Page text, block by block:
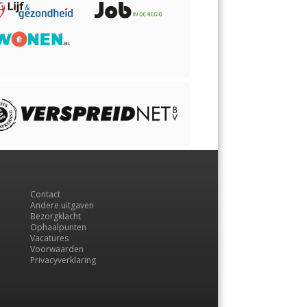
Contact
Andere uitgaven
Bezorgklacht
Ophaalpunten
Vacatures
Voorwaarden
Privacyverklaring